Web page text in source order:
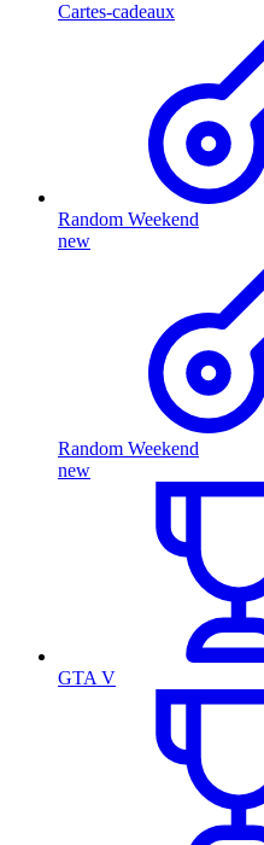
Cartes-cadeaux
Random Weekend
new
Random Weekend
new
GTA V